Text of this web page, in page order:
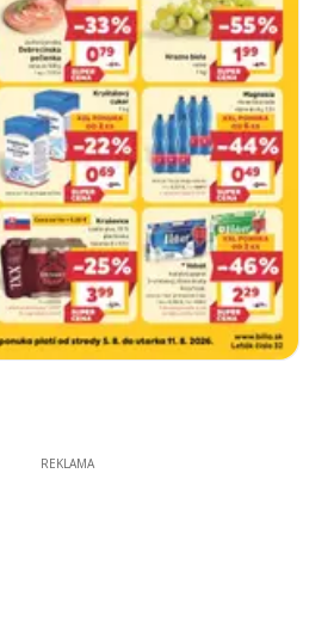
REKLAMA